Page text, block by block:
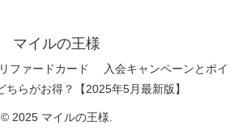
マイルの王様
ファードカード 入会キャンペーンとポイ
らがお得？【2025年5月最新版】
© 2025 マイルの王様.